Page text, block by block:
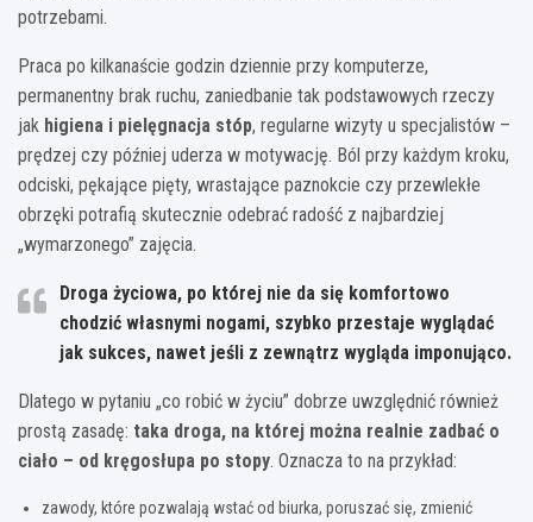
potrzebami.
Praca po kilkanaście godzin dziennie przy komputerze,
permanentny brak ruchu, zaniedbanie tak podstawowych rzeczy
jak higiena i pielęgnacja stóp, regularne wizyty u specjalistów –
prędzej czy później uderza w motywację. Ból przy każdym kroku,
odciski, pękające pięty, wrastające paznokcie czy przewlekłe
obrzęki potrafią skutecznie odebrać radość z najbardziej
„wymarzonego” zajęcia.
Droga życiowa, po której nie da się komfortowo
chodzić własnymi nogami, szybko przestaje wyglądać
jak sukces, nawet jeśli z zewnątrz wygląda imponująco.
Dlatego w pytaniu „co robić w życiu” dobrze uwzględnić również
prostą zasadę: taka droga, na której można realnie zadbać o
ciało – od kręgosłupa po stopy. Oznacza to na przykład:
zawody, które pozwalają wstać od biurka, poruszać się, zmienić